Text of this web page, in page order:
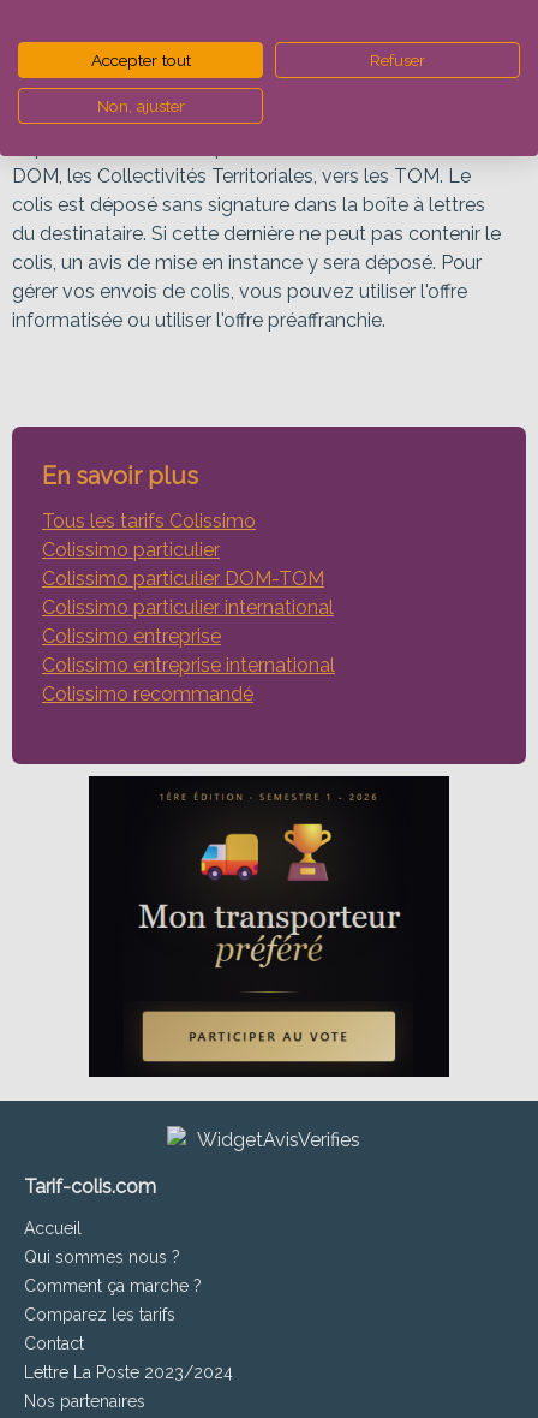
pour livrer vos clients particuliers ou entreprises en
Outre-mer. Le délai indicatif est de 20 à 25 à jours
ouvrés selon la destination. L'envoi de colis se fait
DOM, les Collectivités Territoriales, vers les TOM. Le
colis est déposé sans signature dans la boîte à lettres
du destinataire. Si cette dernière ne peut pas contenir le
colis, un avis de mise en instance y sera déposé. Pour
gérer vos envois de colis, vous pouvez utiliser l'offre
informatisée ou utiliser l'offre préaffranchie.
En savoir plus
Tous les tarifs Colissimo
Colissimo particulier
Colissimo particulier DOM-TOM
Colissimo particulier international
Colissimo entreprise
Colissimo entreprise international
Colissimo recommandé
Tarif-colis.com
Accueil
Qui sommes nous ?
Comment ça marche ?
Comparez les tarifs
Contact
Lettre La Poste 2023/2024
Nos partenaires
Accepter tout Refuser
Non, ajuster